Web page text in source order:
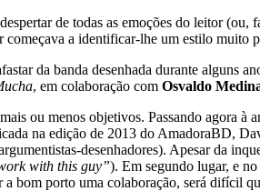
de todas as emoções do leitor
começava a identificar-lhe um estilo
da banda desenhada durante alguns
, em colaboração com Osvaldo
ou menos objetivos. Passando agora
na edição de 2013 do AmadoraBD,
desenhadores). Apesar da
with this guy”). Em segundo lugar, e
bom porto uma colaboração, será difícil